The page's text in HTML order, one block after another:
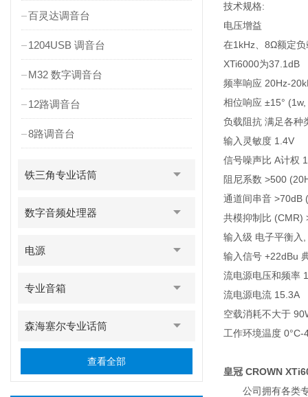
百灵达调音台
1204USB 调音台
M32 数字调音台
12路调音台
8路调音台
铁三角专业话筒
数字音频处理器
电源
专业音箱
森海塞尔专业话筒
查看全部
技术规格:
电压增益
在1kHz、8Ω额定
XTi6000为37.1dB
频率响应 20Hz-
相位响应 ±15°
负载阻抗 满足各种
输入灵敏度 1.4V
信号噪声比 A计权
阻尼系数 >500
通道间串音 >70dB
共模抑制比 (CMR)
输入级 电子平衡入
输入信号 +22dBu
流电源电压和频率
流电源电流 15.3A
空载消耗不大于
工作环境温度
皇冠 CROWN
公司拥有各类专